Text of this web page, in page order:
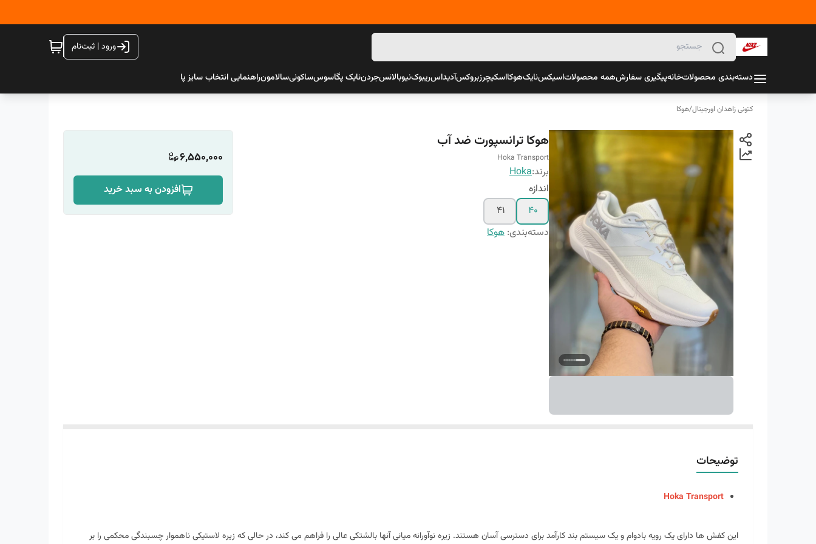
ورود | ثبت‌نام
دسته‌بندی محصولاتخانهپیگیری سفارشهمه محصولاتاسیکسنایکهوکااسکیچرزبروکسآدیداسریبوکنیوبالانسجردننایک پگاسوسساکونیسالامونراهنمایی انتخاب سایز پا
کتونی زاهدان اورجینال/هوکا
هوکا ترانسپورت ضد آب
Hoka Transport
برند:Hoka
اندازه
40
41
دسته‌بندی: هوکا
6,550,000
افزودن به سبد خرید
توضیحات
Hoka Transport
این کفش ها دارای یک رویه بادوام و یک سیستم بند کارآمد برای دسترسی آسان هستند. زیره نوآورانه میانی آنها بالشتکی عالی را فراهم می کند، در حالی که زیره لاستیکی ناهموار چسبندگی محکمی را بر